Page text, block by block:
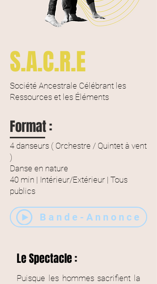
S.A.C.R.E
Société Ancestrale Célébrant les
Ressources et les Éléments
Format :
4 danseurs ( Orchestre / Quintet à vent
)
Danse en nature
40 min | Intérieur/Extérieur | Tous
publics
Bande-Annonce
Le Spectacle :
Puisque les hommes sacrifient la